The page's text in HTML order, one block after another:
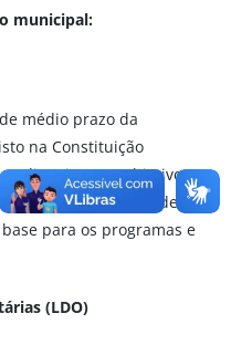
municipal:
médio prazo da
na Constituição
diretrizes, os objetivos
para um período de
para os programas e
(LDO)